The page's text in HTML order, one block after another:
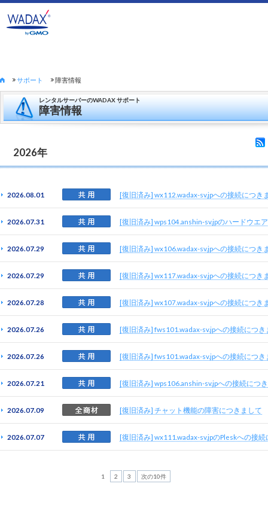
サポート 障害情報
レンタルサーバーのWADAX サポート
障害情報
2026年
2026.08.01 [復旧済み] wx112.wadax-sv.jpへの接続につき
2026.07.31 [復旧済み] wps104.anshin-sv.jpのハードウエ
2026.07.29 [復旧済み] wx106.wadax-sv.jpへの接続につき
2026.07.29 [復旧済み] wx117.wadax-sv.jpへの接続につき
2026.07.28 [復旧済み] wx107.wadax-sv.jpへの接続につき
2026.07.26 [復旧済み] fws101.wadax-sv.jpへの接続につき
2026.07.26 [復旧済み] fws101.wadax-sv.jpへの接続につき
2026.07.21 [復旧済み] wps106.anshin-sv.jpへの接続につ
2026.07.09 [復旧済み] チャット機能の障害につきまして
2026.07.07 [復旧済み] wx111.wadax-sv.jpのPleskへの接
1 2 3 次の10件